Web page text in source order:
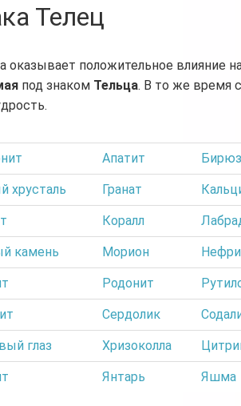
Телец
оказывает положительное влияние
под знаком Тельца. В то же время
Апатит
хрусталь Гранат
Коралл
камень Морион
Родонит
Сердолик
глаз Хризоколла
Янтарь Яшма